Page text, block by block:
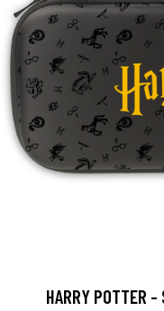
HARRY POTTER -